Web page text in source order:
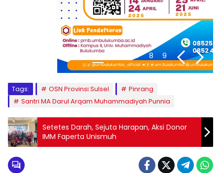
1 3 4 7 8 9
Tags: OSN Provinsi Sulsel
Pinrang
Santri MA Darul Arqam Muhammadiyah Punnia
Setetes Darah, Sejuta Harapan, Aksi Donor
IMM Faperta Unismuh